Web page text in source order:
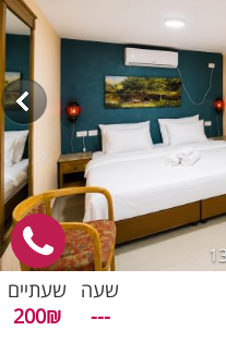
שעה
---
שעתיים
200₪